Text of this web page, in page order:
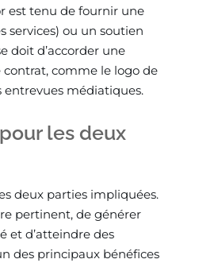
est tenu de fournir une
services) ou un soutien
doit d’accorder une
comme le logo de
entrevues médiatiques.
les deux
deux parties impliquées.
pertinent, de générer
et d’atteindre des
des principaux bénéfices